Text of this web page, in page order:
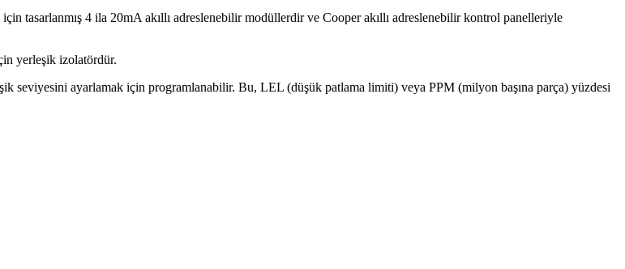
tasarlanmış 4 ila 20mA akıllı adreslenebilir modüllerdir ve Cooper akıllı adreslenebilir kontrol panelleriyle
yerleşik izolatördür.
seviyesini ayarlamak için programlanabilir. Bu, LEL (düşük patlama limiti) veya PPM (milyon başına parça) yüzdesi